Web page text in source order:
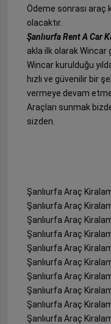
Ödeme sonrası araç
olacaktır.
Şanlıurfa Rent A Car
akla ilk olarak
Wincar kurulduğu
hızlı ve güvenilir bir
vermeye devam
Araçları sunmak
sizden.
Şanlıurfa Araç
Şanlıurfa Araç
Şanlıurfa Araç
Şanlıurfa Araç
Şanlıurfa Araç
Şanlıurfa Araç
Şanlıurfa Araç
Şanlıurfa Araç
Şanlıurfa Araç
Şanlıurfa Araç